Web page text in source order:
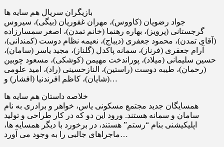
بازیگران سریال هم سایه ها
جواد رضویان (کاووس)، مهران غفوریان (بیگى)، سیروس
گرجستانى (پرویز)، بهاره رهنما (خانم تمدن)، اصغر سمسارزاده
(آقاى تمدن)، محمود جعفرى (دیباج)، نعیمه نظام دوست (کمندانى)،
آرام جعفرى (فرناز)، سمانه پاکدل (گلناز)، مجید یاسر (سامان)،
حسین سلیمانى (میلاد)، پوراندخت مهیمن (کوشکى)، مسعود چوبین
(رحمان)، طیبه دوست (راستین)، النازحسینى (راد)، امید علومى
(شایان)، کاظم افرندنیا (افشار) و…
خلاصه داستان هم سایه ها
همسایگان جدید مجتمع مسکونی یاس، خواهر و برادری به نام
سامان و سمانه هستند. ورود این دو که در کار طراحی و تولید
اپلیکیشنی بنام “رستم” هستند، در برخورد با دیگر همسایه ها،
ماجراهای جالبی را به وجود می آورد…